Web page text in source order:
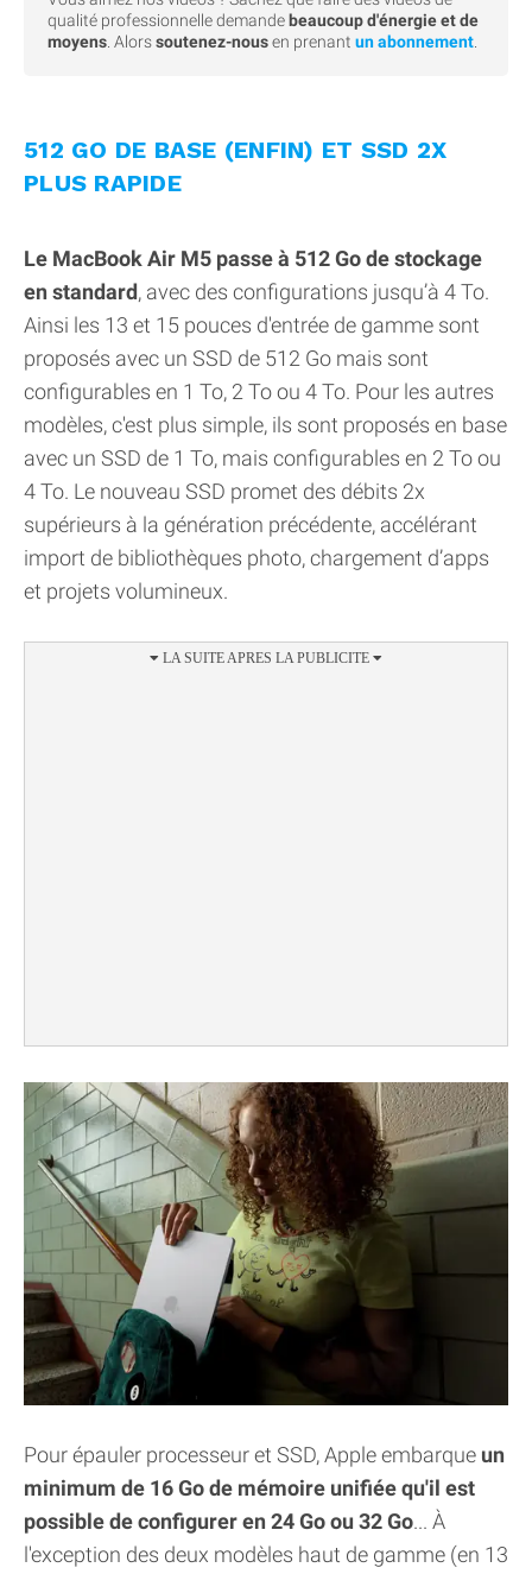
qualité professionnelle demande beaucoup d'énergie et de
moyens . Alorssoutenez-nousen prenant un abonnement
512 GO DE BASE (ENFIN) ET SSD 2X
PLUS RAPIDE
Le MacBook Air M5 passe à 512 Go de stockage
en standard, avec des configurations jusqu’à 4 To.
Ainsi les 13 et 15 pouces d'entrée de gamme sont
proposés avec un SSD de 512 Go mais sont
configurables en 1 To, 2 To ou 4 To. Pour les autres
modèles, c'est plus simple, ils sont proposés en base
avec un SSD de 1 To, mais configurables en 2 To ou
4 To. Le nouveau SSD promet des débits 2x
supérieurs à la génération précédente, accélérant
import de bibliothèques photo, chargement d’apps
et projets volumineux.
Pour épauler processeur et SSD, Apple embarque un
minimum de 16 Go de mémoire unifiée qu'il est
possible de configurer en 24 Go ou 32 Go... À
l'exception des deux modèles haut de gamme (en 13